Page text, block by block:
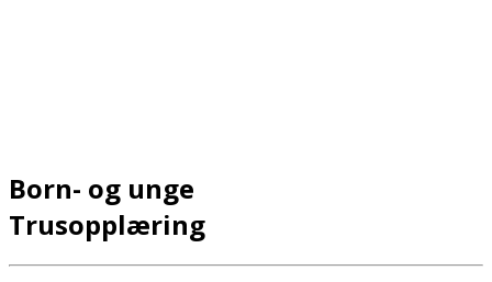
Born- og unge
Trusopplæring